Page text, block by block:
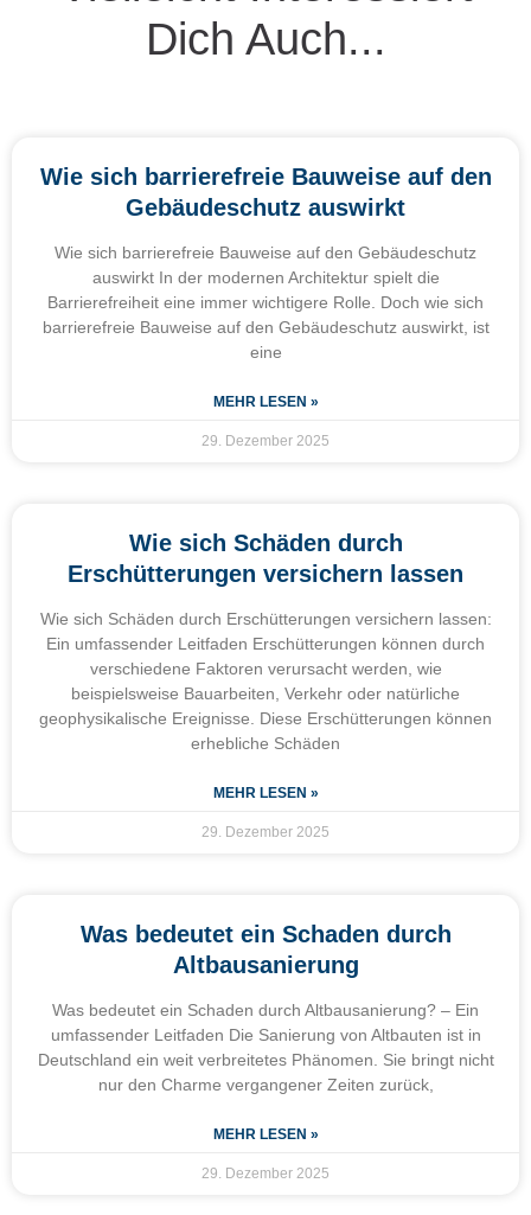
Dich Auch...
Wie sich barrierefreie Bauweise auf den
Gebäudeschutz auswirkt
Wie sich barrierefreie Bauweise auf den Gebäudeschutz
auswirkt In der modernen Architektur spielt die
Barrierefreiheit eine immer wichtigere Rolle. Doch wie sich
barrierefreie Bauweise auf den Gebäudeschutz auswirkt, ist
eine
MEHR LESEN »
29. Dezember 2025
Wie sich Schäden durch
Erschütterungen versichern lassen
Wie sich Schäden durch Erschütterungen versichern lassen:
Ein umfassender Leitfaden Erschütterungen können durch
verschiedene Faktoren verursacht werden, wie
beispielsweise Bauarbeiten, Verkehr oder natürliche
geophysikalische Ereignisse. Diese Erschütterungen können
erhebliche Schäden
MEHR LESEN »
29. Dezember 2025
Was bedeutet ein Schaden durch
Altbausanierung
Was bedeutet ein Schaden durch Altbausanierung? – Ein
umfassender Leitfaden Die Sanierung von Altbauten ist in
Deutschland ein weit verbreitetes Phänomen. Sie bringt nicht
nur den Charme vergangener Zeiten zurück,
MEHR LESEN »
29. Dezember 2025